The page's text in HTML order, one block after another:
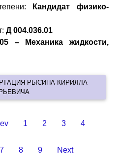
Кандидат физико-
Д 004.036.01
– Механика жидкости,
РЫСИНА КИРИЛЛА
1 2 3 4
7 8 9 Next